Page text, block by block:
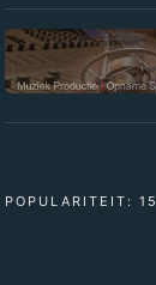
POPULARITEIT: 15